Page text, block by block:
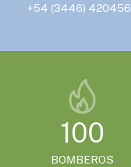
+54 (3446) 420456
100
BOMBEROS